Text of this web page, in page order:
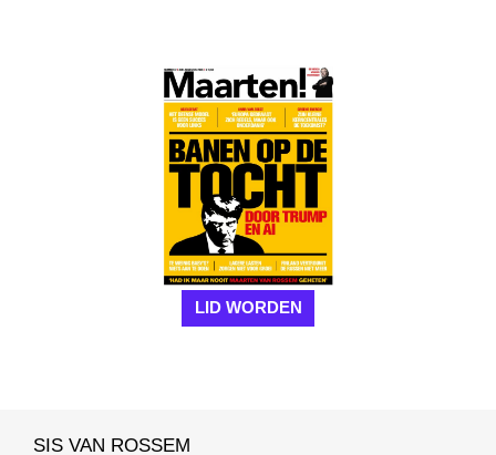
LID WORDEN
SIS VAN ROSSEM